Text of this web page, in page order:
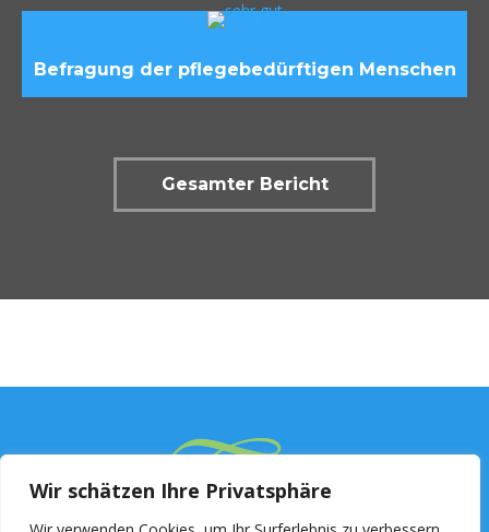
Wir schätzen Ihre Privatsphäre
Befragung der pflegebedürftigen Menschen
Gesamter Bericht